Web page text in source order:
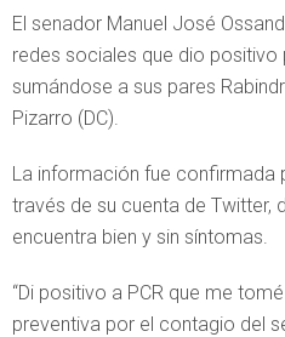
El senador Manuel José
redes sociales que dio positivo
sumándose a sus pares
Pizarro (DC).
La información fue confirmada
través de su cuenta de Twitter,
encuentra bien y sin síntomas.
“Di positivo a PCR que me
preventiva por el contagio del